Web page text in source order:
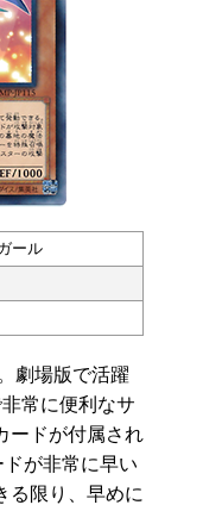
ール
劇場版で活躍
常に便利なサ
ードが付属され
が非常に早い
る限り、早めに